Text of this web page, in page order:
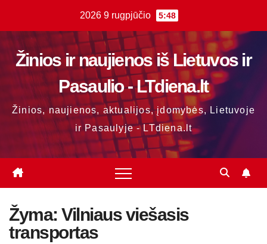
content
2026 9 rugpjūčio 5:48
Žinios ir naujienos iš Lietuvos ir
Pasaulio - LTdiena.lt
Žinios, naujienos, aktualijos, įdomybės, Lietuvoje
ir Pasaulyje - LTdiena.lt
Žyma: Vilniaus viešasis
transportas